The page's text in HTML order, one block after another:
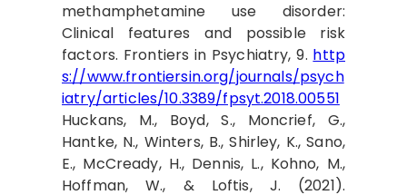
methamphetamine use disorder:
Clinical features and possible risk
factors. Frontiers in Psychiatry, 9. http
s://www.frontiersin.org/journals/psych
iatry/articles/10.3389/fpsyt.2018.00551
Huckans, M., Boyd, S., Moncrief, G.,
Hantke, N., Winters, B., Shirley, K., Sano,
E., McCready, H., Dennis, L., Kohno, M.,
Hoffman, W., & Loftis, J. (2021).